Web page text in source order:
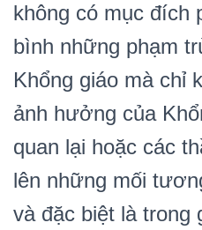
không có mục đích
bình những phạm
Khổng giáo mà chỉ
ảnh hưởng của
quan lại hoặc các
lên những mối
và đặc biệt là trong